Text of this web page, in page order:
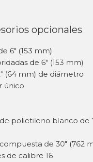
opcionales
6″ (153 mm)
de 6″ (153 mm)
(64 mm) de diámetro
único
polietileno blanco de
de 30″ (762
de calibre 16